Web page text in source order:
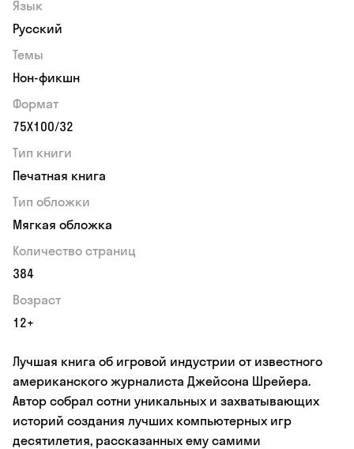
Язык
Русский
Темы
Нон-фикшн
Формат
75Х100/32
Тип книги
Печатная книга
Тип обложки
Мягкая обложка
Количество страниц
384
Возраст
12+
Лучшая книга об игровой индустрии от известного
американского журналиста Джейсона Шрейера.
Автор собрал сотни уникальных и захватывающих
историй создания лучших компьютерных игр
десятилетия, рассказанных ему самими